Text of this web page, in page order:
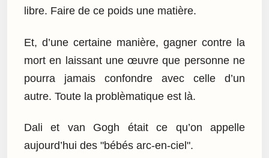
libre. Faire de ce poids une matière.
Et, d’une certaine manière, gagner contre la
mort en laissant une œuvre que personne ne
pourra jamais confondre avec celle d’un
autre. Toute la problèmatique est là.
Dali et van Gogh était ce qu’on appelle
aujourd’hui des "bébés arc-en-ciel".